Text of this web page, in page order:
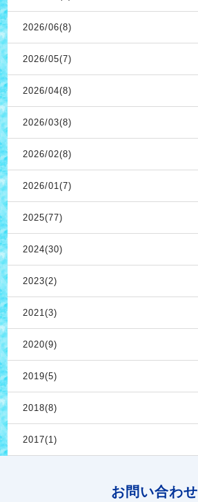
2026/06(8)
2026/05(7)
2026/04(8)
2026/03(8)
2026/02(8)
2026/01(7)
2025(77)
2024(30)
2023(2)
2021(3)
2020(9)
2019(5)
2018(8)
2017(1)
お問い合わせ